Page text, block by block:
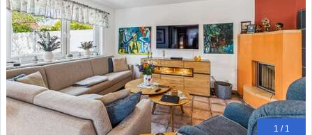
1 / 1